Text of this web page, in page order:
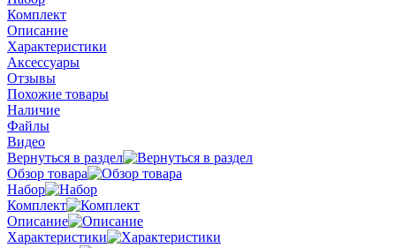
Комплект
Описание
Характеристики
Аксессуары
Отзывы
Похожие товары
Наличие
Файлы
Видео
Вернуться в раздел
Обзор товара
Набор
Комплект
Описание
Характеристики